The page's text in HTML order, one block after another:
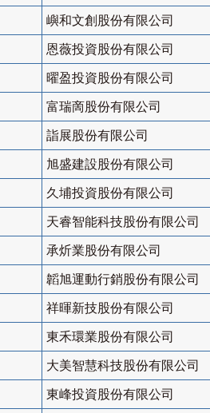
嶼和文創股份有限公司
恩薇投資股份有限公司
曜盈投資股份有限公司
富瑞啇股份有限公司
詣展股份有限公司
旭盛建設股份有限公司
久埔投資股份有限公司
天睿智能科技股份有限公司
承炘業股份有限公司
韜旭運動行銷股份有限公司
祥暉新技股份有限公司
東禾環業股份有限公司
大美智慧科技股份有限公司
東峰投資股份有限公司